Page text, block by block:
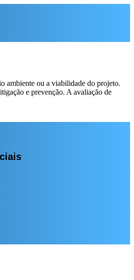
ambiente ou a viabilidade do projeto.
e prevenção. A avaliação de